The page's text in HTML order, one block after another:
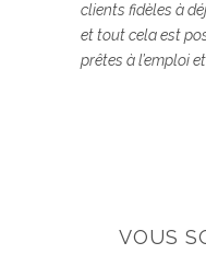
clients fidèles à
et tout cela est
prêtes à l’emploi
VOUS